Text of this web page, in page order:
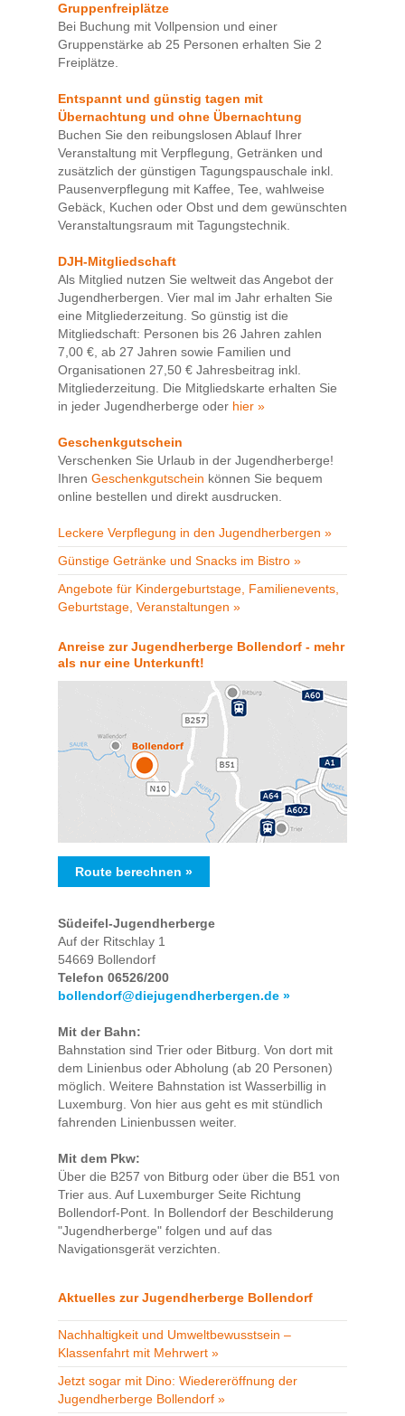
Gruppenfreiplätze
Bei Buchung mit Vollpension und einer
Gruppenstärke ab 25 Personen erhalten Sie 2
Freiplätze.
Entspannt und günstig tagen mit
Übernachtung und ohne Übernachtung
Buchen Sie den reibungslosen Ablauf Ihrer
Veranstaltung mit Verpflegung, Getränken und
zusätzlich der günstigen Tagungspauschale inkl.
Pausenverpflegung mit Kaffee, Tee, wahlweise
Gebäck, Kuchen oder Obst und dem gewünschten
Veranstaltungsraum mit Tagungstechnik.
DJH-Mitgliedschaft
Als Mitglied nutzen Sie weltweit das Angebot der
Jugendherbergen. Vier mal im Jahr erhalten Sie
eine Mitgliederzeitung. So günstig ist die
Mitgliedschaft: Personen bis 26 Jahren zahlen
7,00 €, ab 27 Jahren sowie Familien und
Organisationen 27,50 € Jahresbeitrag inkl.
Mitgliederzeitung. Die Mitgliedskarte erhalten Sie
in jeder Jugendherberge oder hier »
Geschenkgutschein
Verschenken Sie Urlaub in der Jugendherberge!
Ihren Geschenkgutschein können Sie bequem
online bestellen und direkt ausdrucken.
Leckere Verpflegung in den Jugendherbergen »
Günstige Getränke und Snacks im Bistro »
Angebote für Kindergeburtstage, Familienevents,
Geburtstage, Veranstaltungen »
Anreise zur Jugendherberge Bollendorf - mehr
als nur eine Unterkunft!
Route berechnen »
Südeifel-Jugendherberge
Auf der Ritschlay 1
54669 Bollendorf
Telefon 06526/200
bollendorf@diejugendherbergen.de »
Mit der Bahn:
Bahnstation sind Trier oder Bitburg. Von dort mit
dem Linienbus oder Abholung (ab 20 Personen)
möglich. Weitere Bahnstation ist Wasserbillig in
Luxemburg. Von hier aus geht es mit stündlich
fahrenden Linienbussen weiter.
Mit dem Pkw:
Über die B257 von Bitburg oder über die B51 von
Trier aus. Auf Luxemburger Seite Richtung
Bollendorf-Pont. In Bollendorf der Beschilderung
"Jugendherberge" folgen und auf das
Navigationsgerät verzichten.
Aktuelles zur Jugendherberge Bollendorf
Nachhaltigkeit und Umweltbewusstsein –
Klassenfahrt mit Mehrwert »
Jetzt sogar mit Dino: Wiedereröffnung der
Jugendherberge Bollendorf »